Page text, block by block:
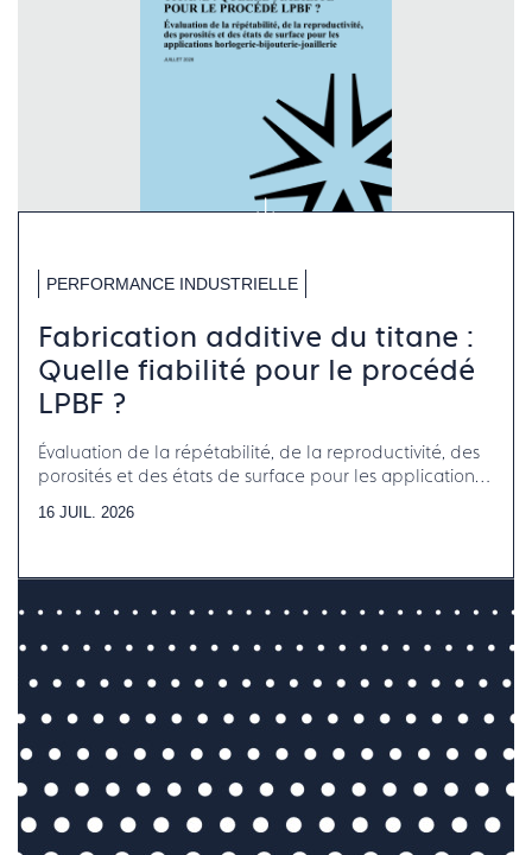
PERFORMANCE INDUSTRIELLE
Fabrication additive du titane :
Quelle fiabilité pour le procédé
LPBF ?
Évaluation de la répétabilité, de la reproductivité, des
porosités et des états de surface pour les applications
16 JUIL. 2026